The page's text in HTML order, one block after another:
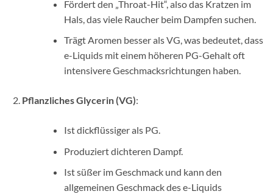
Fördert den „Throat-Hit“, also das Kratzen im
Hals, das viele Raucher beim Dampfen suchen.
Trägt Aromen besser als VG, was bedeutet, dass
e-Liquids mit einem höheren PG-Gehalt oft
intensivere Geschmacksrichtungen haben.
Pflanzliches Glycerin (VG):
Ist dickflüssiger als PG.
Produziert dichteren Dampf.
Ist süßer im Geschmack und kann den
allgemeinen Geschmack des e-Liquids